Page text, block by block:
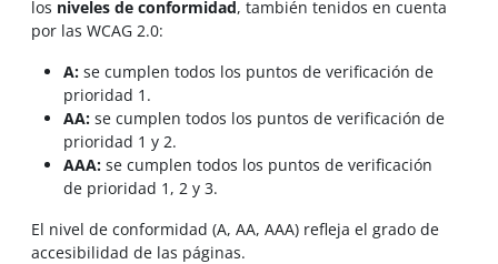
los niveles de conformidad, también tenidos en cuenta
por las WCAG 2.0:
A:se cumplen todos los puntos de verificación de
prioridad 1.
AA:se cumplen todos los puntos de verificación de
prioridad 1 y 2.
AAA: se cumplen todos los puntos de verificación
de prioridad 1, 2 y 3.
El nivel de conformidad (A, AA, AAA) refleja el grado de
accesibilidad de las páginas.